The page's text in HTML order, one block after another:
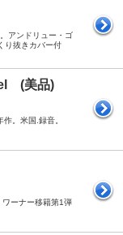
アンドリュー・ゴ
り抜きカバー付
(美品)
。米国.録音。
ーナー移籍第1弾